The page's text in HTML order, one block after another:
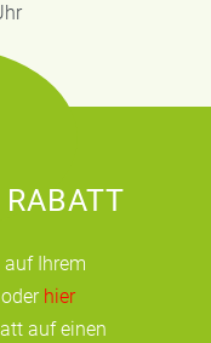
Ihrem
hier
auf einen